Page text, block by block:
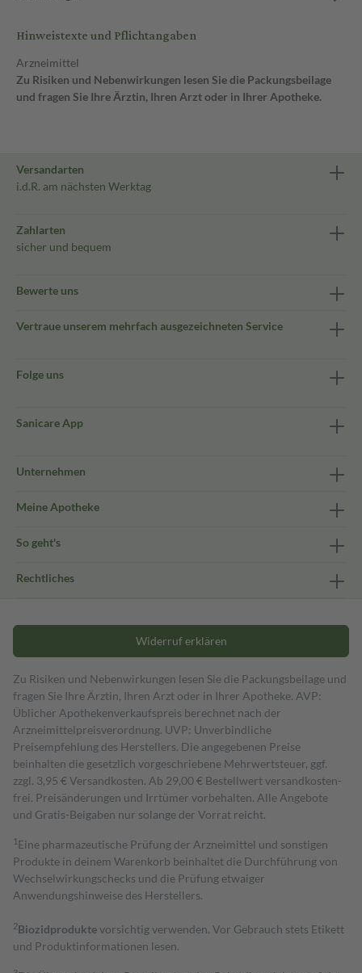
Hinweistexte und Pflichtangaben
Arzneimittel
Zu Risiken und Nebenwirkungen lesen Sie die Packungsbeilage
und fragen Sie Ihre Ärztin, Ihren Arzt oder in Ihrer Apotheke.
Versandarten
i.d.R. am nächsten Werktag
Zahlarten
sicher und bequem
Bewerte uns
Vertraue unserem mehrfach ausgezeichneten Service
Folge uns
Sanicare App
Unternehmen
Meine Apotheke
So geht's
Rechtliches
Widerruf erklären
Zu Risiken und Nebenwirkungen lesen Sie die Packungsbeilage und
fragen Sie Ihre Ärztin, Ihren Arzt oder in Ihrer Apotheke. AVP:
Üblicher Apothekenverkaufspreis berechnet nach der
Arzneimittelpreisverordnung. UVP: Unverbindliche
Preisempfehlung des Herstellers. Die angegebenen Preise
beinhalten die gesetzlich vorgeschriebene Mehrwertsteuer, ggf.
zzgl. 3,95 € Versandkosten. Ab 29,00 € Bestell­wert versand­kosten­
frei. Preisänderungen und Irrtümer vorbehalten. Alle Angebote
und Gratis-Beigaben nur solange der Vorrat reicht.
1 Eine pharmazeutische Prüfung der Arzneimittel und sonstigen
Produkte in deinem Warenkorb beinhaltet die Durchführung von
Wechselwirkungschecks und die Prüfung etwaiger
Anwendungshinweise des Herstellers.
2Biozidproduktevorsichtig verwenden. Vor Gebrauch stets Etikett
und Produktinformationen lesen.